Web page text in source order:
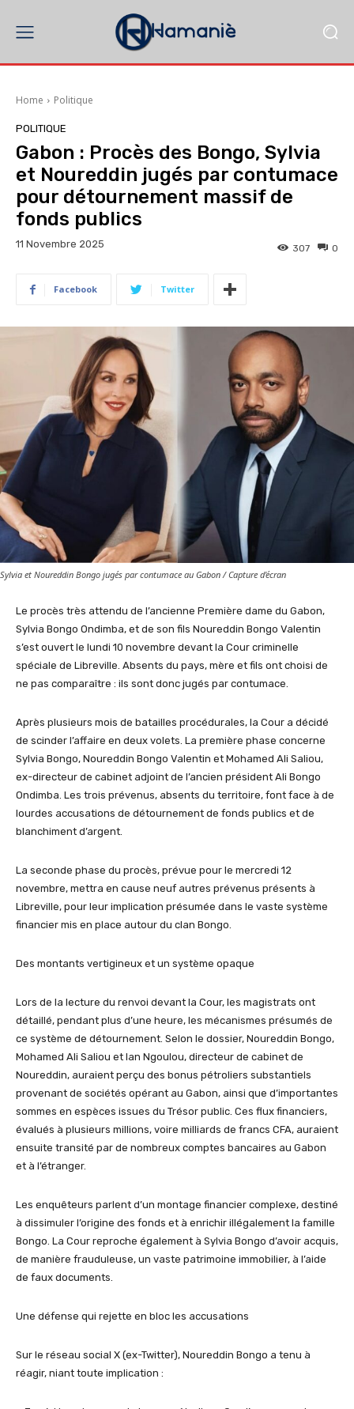
Home Politique
POLITIQUE
Gabon : Procès des Bongo, Sylvia
et Noureddin jugés par contumace
pour détournement massif de
fonds publics
11 Novembre 2025 0
307
Facebook Twitter
Sylvia et Noureddin Bongo jugés par contumace au Gabon / Capture d'écran
Le procès très attendu de l’ancienne Première dame du Gabon,
Sylvia Bongo Ondimba, et de son fils Noureddin Bongo Valentin
s’est ouvert le lundi 10 novembre devant la Cour criminelle
spéciale de Libreville. Absents du pays, mère et fils ont choisi de
ne pas comparaître : ils sont donc jugés par contumace.
Après plusieurs mois de batailles procédurales, la Cour a décidé
de scinder l’affaire en deux volets. La première phase concerne
Sylvia Bongo, Noureddin Bongo Valentin et Mohamed Ali Saliou,
ex-directeur de cabinet adjoint de l’ancien président Ali Bongo
Ondimba. Les trois prévenus, absents du territoire, font face à de
lourdes accusations de détournement de fonds publics et de
blanchiment d’argent.
La seconde phase du procès, prévue pour le mercredi 12
novembre, mettra en cause neuf autres prévenus présents à
Libreville, pour leur implication présumée dans le vaste système
financier mis en place autour du clan Bongo.
Des montants vertigineux et un système opaque
Lors de la lecture du renvoi devant la Cour, les magistrats ont
détaillé, pendant plus d’une heure, les mécanismes présumés de
ce système de détournement. Selon le dossier, Noureddin Bongo,
Mohamed Ali Saliou et Ian Ngoulou, directeur de cabinet de
Noureddin, auraient perçu des bonus pétroliers substantiels
provenant de sociétés opérant au Gabon, ainsi que d’importantes
sommes en espèces issues du Trésor public. Ces flux financiers,
évalués à plusieurs millions, voire milliards de francs CFA, auraient
ensuite transité par de nombreux comptes bancaires au Gabon
et à l’étranger.
Les enquêteurs parlent d’un montage financier complexe, destiné
à dissimuler l’origine des fonds et à enrichir illégalement la famille
Bongo. La Cour reproche également à Sylvia Bongo d’avoir acquis,
de manière frauduleuse, un vaste patrimoine immobilier, à l’aide
de faux documents.
Une défense qui rejette en bloc les accusations
Sur le réseau social X (ex-Twitter), Noureddin Bongo a tenu à
réagir, niant toute implication :